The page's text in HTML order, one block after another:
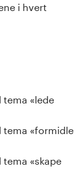
i hvert
tema «lede
tema «formidle
«skape